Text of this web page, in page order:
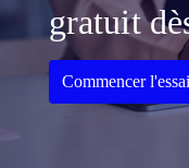
gratuit
Commencer l'essai